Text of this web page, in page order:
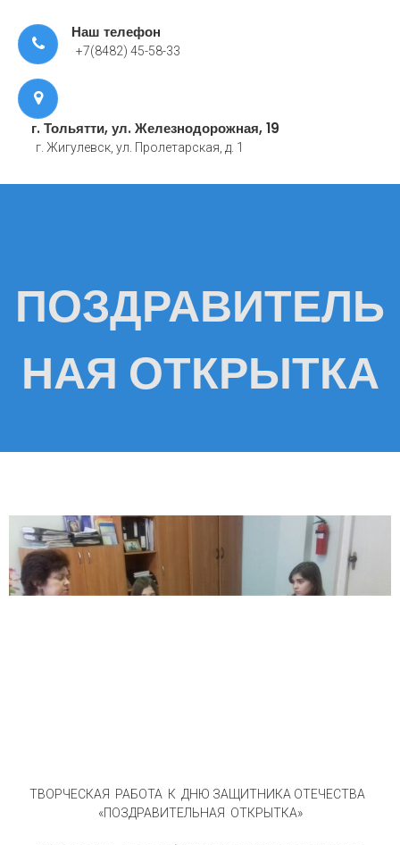
Наш телефон
+7(8482) 45-58-33
г. Тольятти, ул. Железнодорожная, 19
г. Жигулевск, ул. Пролетарская, д. 1
ПОЗДРАВИТЕЛЬ
НАЯ ОТКРЫТКА
ТВОРЧЕСКАЯ РАБОТА К ДНЮ ЗАЩИТНИКА ОТЕЧЕСТВА
«ПОЗДРАВИТЕЛЬНАЯ ОТКРЫТКА»